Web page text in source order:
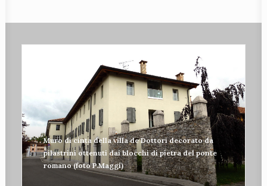
Muro di cinta della villa de Dottori decorato da
pilastrini ottenuti dai blocchi di pietra del ponte
romano (foto P.Maggi)